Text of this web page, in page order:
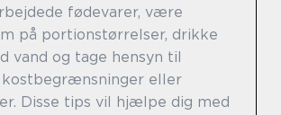
fødevarer, være
på portionstørrelser, drikke
vand og tage hensyn til
eller
Disse tips vil hjælpe dig med